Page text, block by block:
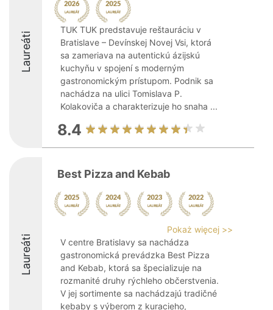
Laureáti
TUK TUK predstavuje reštauráciu v
Bratislave – Devínskej Novej Vsi, ktorá
sa zameriava na autentickú ázijskú
kuchyňu v spojení s moderným
gastronomickým prístupom. Podnik sa
nachádza na ulici Tomislava P.
Kolakoviča a charakterizuje ho snaha ...
8.4
Laureáti
Best Pizza and Kebab
Pokaż więcej >>
V centre Bratislavy sa nachádza
gastronomická prevádzka Best Pizza
and Kebab, ktorá sa špecializuje na
rozmanité druhy rýchleho občerstvenia.
V jej sortimente sa nachádzajú tradičné
kebaby s výberom z kuracieho,